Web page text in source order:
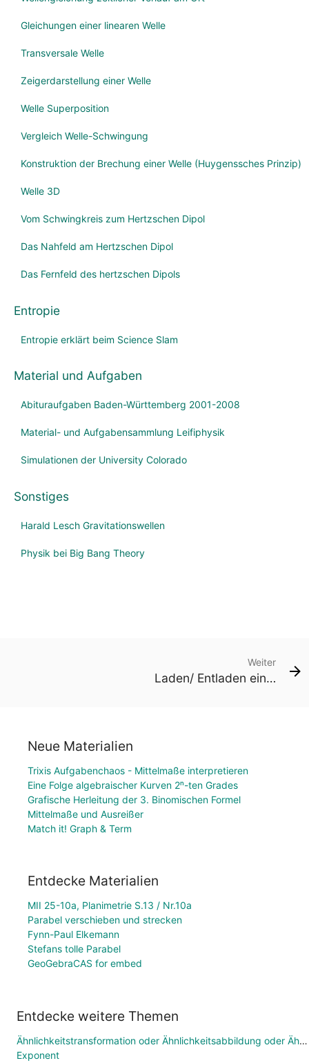
Gleichungen einer linearen Welle
Transversale Welle
Zeigerdarstellung einer Welle
Welle Superposition
Vergleich Welle-Schwingung
Konstruktion der Brechung einer Welle (Huygenssches Prinzip)
Welle 3D
Vom Schwingkreis zum Hertzschen Dipol
Das Nahfeld am Hertzschen Dipol
Das Fernfeld des hertzschen Dipols
Entropie
Entropie erklärt beim Science Slam
Material und Aufgaben
Abituraufgaben Baden-Württemberg 2001-2008
Material- und Aufgabensammlung Leifiphysik
Simulationen der University Colorado
Sonstiges
Harald Lesch Gravitationswellen
Physik bei Big Bang Theory
Weiter
Laden/ Entladen eines Kondensators
Neue Materialien
Trixis Aufgabenchaos - Mittelmaße interpretieren
Eine Folge algebraischer Kurven 2ⁿ-ten Grades
Grafische Herleitung der 3. Binomischen Formel
Mittelmaße und Ausreißer
Match it! Graph & Term
Entdecke Materialien
MII 25-10a, Planimetrie S.13 / Nr.10a
Parabel verschieben und strecken
Fynn-Paul Elkemann
Stefans tolle Parabel
GeoGebraCAS for embed
Entdecke weitere Themen
Ähnlichkeitstransformation oder Ähnlichkeitsabbildung oder Ähnlichkeit
Exponent